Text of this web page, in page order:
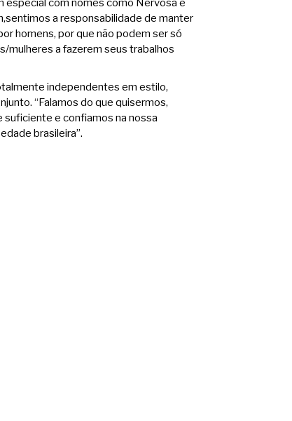
especial com nomes como Nervosa e
a responsabilidade de manter
homens, por que não podem ser só
mulheres a fazerem seus trabalhos
independentes em estilo,
“Falamos do que quisermos,
e confiamos na nossa
brasileira”.